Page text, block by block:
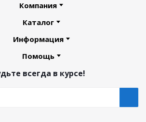
Компания
Каталог
Информация
Помощь
всегда в курсе!